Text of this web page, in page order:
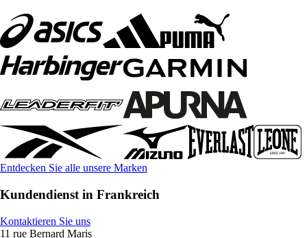
Entdecken Sie alle unsere Marken
Kundendienst in Frankreich
Kontaktieren Sie uns
11 rue Bernard Maris